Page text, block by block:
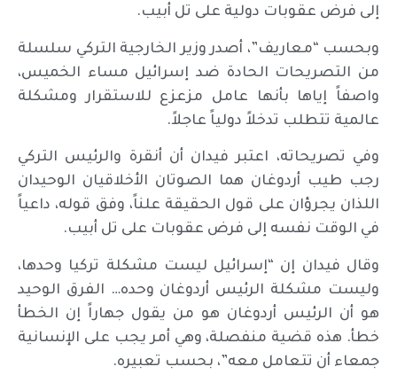
إلى فرض عقوبات دولية على تل أبيب.
وبحسب “معاريف”، أصدر وزير الخارجية التركي سلسلة
من التصريحات الحادة ضد إسرائيل مساء الخميس،
واصفاً إياها بأنها عامل مزعزع للاستقرار ومشكلة
عالمية تتطلب تدخلاً دولياً عاجلاً.
وفي تصريحاته، اعتبر فيدان أن أنقرة والرئيس التركي
رجب طيب أردوغان هما الصوتان الأخلاقيان الوحيدان
اللذان يجرؤان على قول الحقيقة علناً، وفق قوله، داعياً
في الوقت نفسه إلى فرض عقوبات على تل أبيب.
وقال فيدان إن “إسرائيل ليست مشكلة تركيا وحدها،
وليست مشكلة الرئيس أردوغان وحده… الفرق الوحيد
هو أن الرئيس أردوغان هو من يقول جهاراً إن الخطأ
خطأ. هذه قضية منفصلة، وهي أمر يجب على الإنسانية
جمعاء أن تتعامل معه”، بحسب تعبيره.